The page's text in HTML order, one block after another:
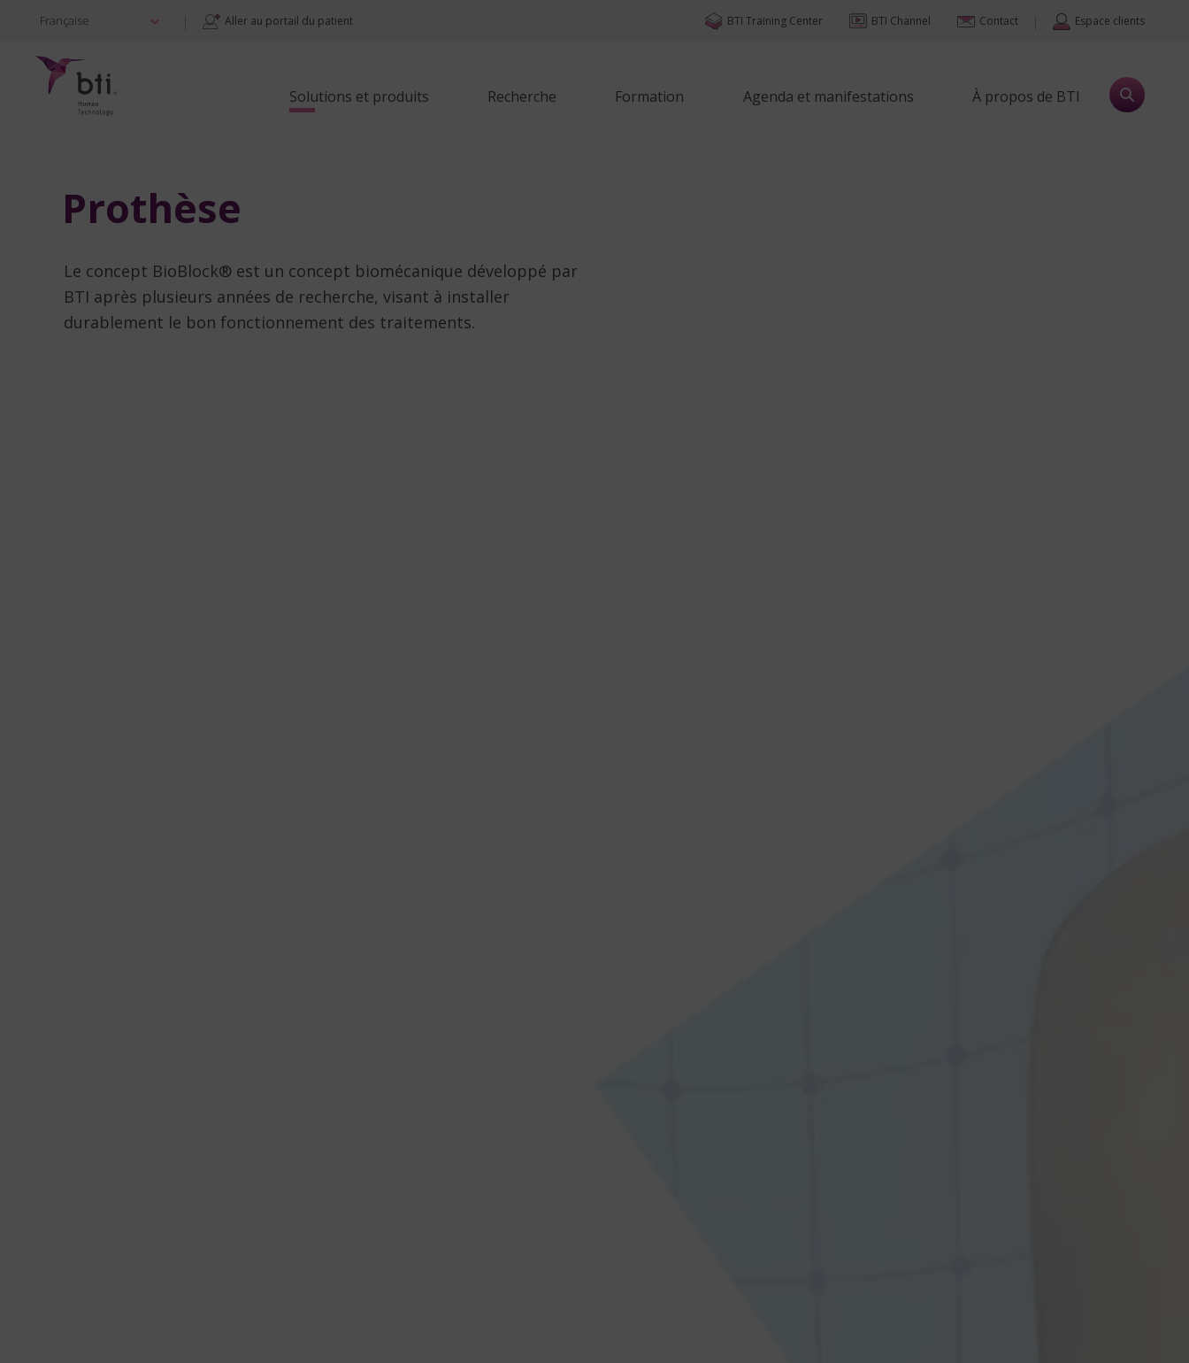
Française Aller au portail du patient BTI Training Center BTI Channel Contact Espace clients
Solutions et produits Recherche Formation Agenda et manifestations À propos de BTI
Prothèse
Le concept BioBlock® est un concept biomécanique développé par
BTI après plusieurs années de recherche, visant à installer
durablement le bon fonctionnement des traitements.